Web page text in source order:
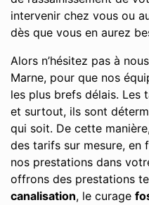
intervenir chez vous ou
dès que vous en aurez
Alors n’hésitez pas à
Marne, pour que nos
les plus brefs délais. Les
et surtout, ils sont
qui soit. De cette
des tarifs sur mesure,
nos prestations dans
offrons des prestations
canalisation, le curage